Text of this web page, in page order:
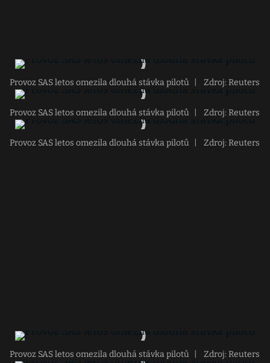
Provoz SAS letos omezila dlouhá stávka pilotů Zdroj: Reuters
Provoz SAS letos omezila dlouhá stávka pilotů Zdroj: Reuters
Provoz SAS letos omezila dlouhá stávka pilotů Zdroj: Reuters
Provoz SAS letos omezila dlouhá stávka pilotů Zdroj: Reuters